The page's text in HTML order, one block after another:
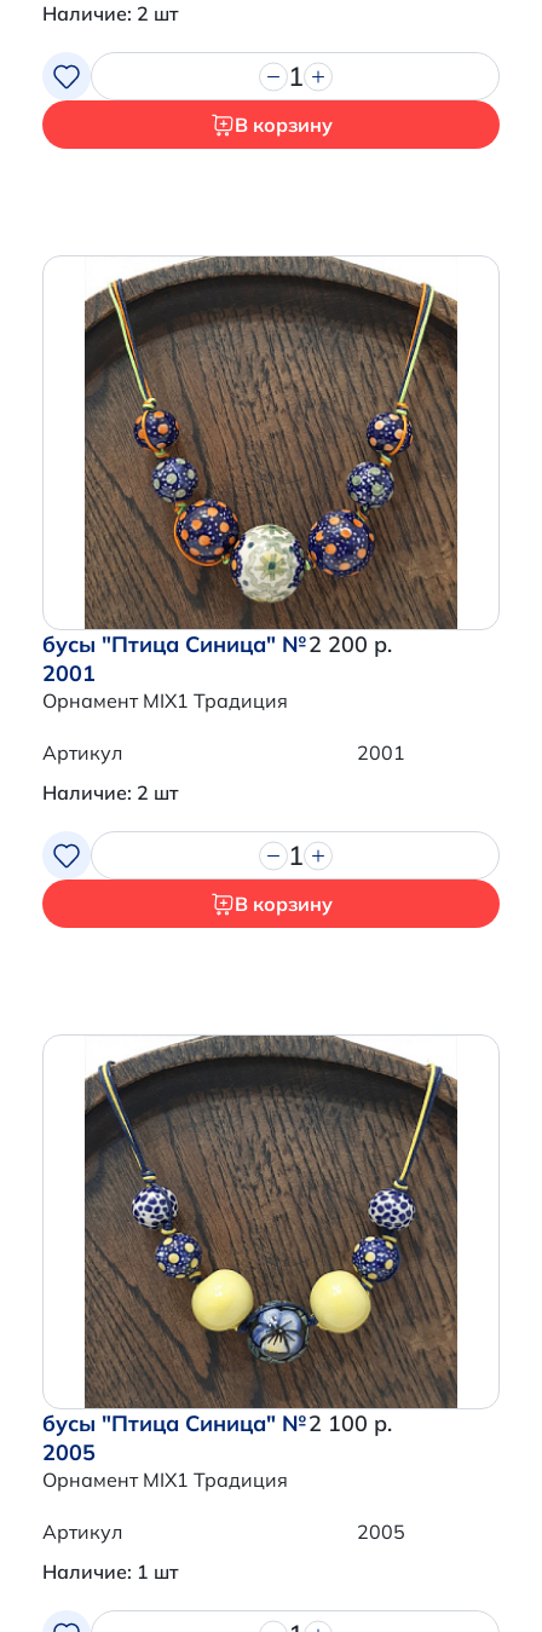
Наличие: 2 шт
1
В корзину
бусы "Птица Синица" №
2001
Орнамент MIX1 Традиция
2 200 р.
Артикул
2001
Наличие: 2 шт
1
В корзину
бусы "Птица Синица" №
2005
Орнамент MIX1 Традиция
2 100 р.
Артикул
2005
Наличие: 1 шт